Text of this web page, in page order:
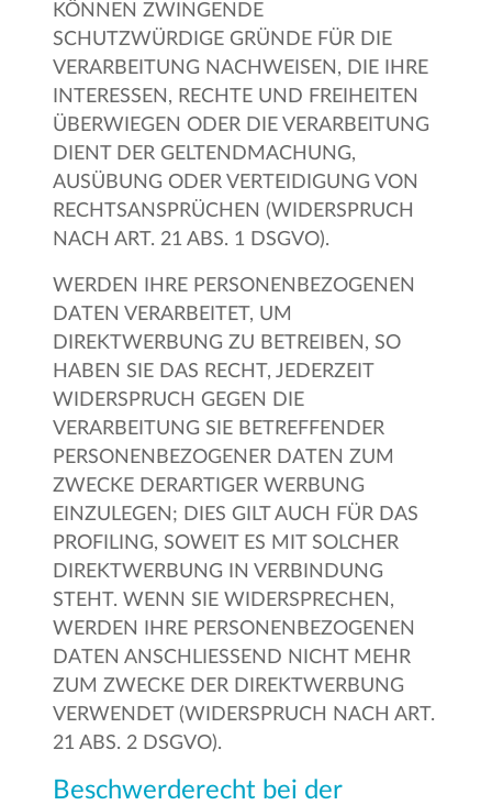
KÖNNEN ZWINGENDE
SCHUTZWÜRDIGE GRÜNDE FÜR DIE
VERARBEITUNG NACHWEISEN, DIE IHRE
INTERESSEN, RECHTE UND FREIHEITEN
ÜBERWIEGEN ODER DIE VERARBEITUNG
DIENT DER GELTENDMACHUNG,
AUSÜBUNG ODER VERTEIDIGUNG VON
RECHTSANSPRÜCHEN (WIDERSPRUCH
NACH ART. 21 ABS. 1 DSGVO).
WERDEN IHRE PERSONENBEZOGENEN
DATEN VERARBEITET, UM
DIREKTWERBUNG ZU BETREIBEN, SO
HABEN SIE DAS RECHT, JEDERZEIT
WIDERSPRUCH GEGEN DIE
VERARBEITUNG SIE BETREFFENDER
PERSONENBEZOGENER DATEN ZUM
ZWECKE DERARTIGER WERBUNG
EINZULEGEN; DIES GILT AUCH FÜR DAS
PROFILING, SOWEIT ES MIT SOLCHER
DIREKTWERBUNG IN VERBINDUNG
STEHT. WENN SIE WIDERSPRECHEN,
WERDEN IHRE PERSONENBEZOGENEN
DATEN ANSCHLIESSEND NICHT MEHR
ZUM ZWECKE DER DIREKTWERBUNG
VERWENDET (WIDERSPRUCH NACH ART.
21 ABS. 2 DSGVO).
Beschwerderecht bei der